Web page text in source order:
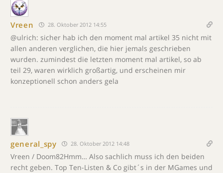
Vreen 28. Oktober 2012 14:55
@ulrich: sicher hab ich den moment mal artikel 35 nicht mit
allen anderen verglichen, die hier jemals geschrieben
wurden. zumindest die letzten moment mal artikel, so ab
teil 29, waren wirklich großartig, und erscheinen mir
konzeptionell schon anders gela
general_spy 28. Oktober 2012 14:48
Vreen / Doom82Hmm… Also sachlich muss ich den beiden
recht geben. Top Ten-Listen & Co gibt´s in der MGames und